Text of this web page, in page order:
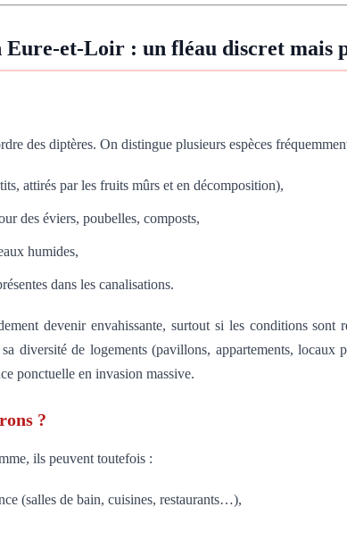
Eure-et-Loir : un fléau discret mais
des diptères. On distingue plusieurs espèces
attirés par les fruits mûrs et en décomposition),
des éviers, poubelles, composts,
humides,
dans les canalisations.
devenir envahissante, surtout si les conditions
diversité de logements (pavillons, appartements,
ponctuelle en invasion massive.
?
ils peuvent toutefois :
(salles de bain, cuisines, restaurants…),